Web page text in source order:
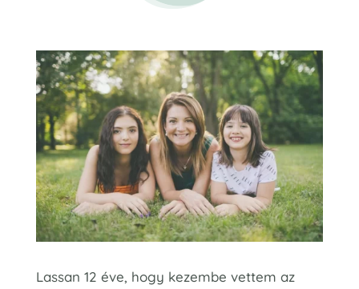
Lassan 12 éve, hogy kezembe vettem az